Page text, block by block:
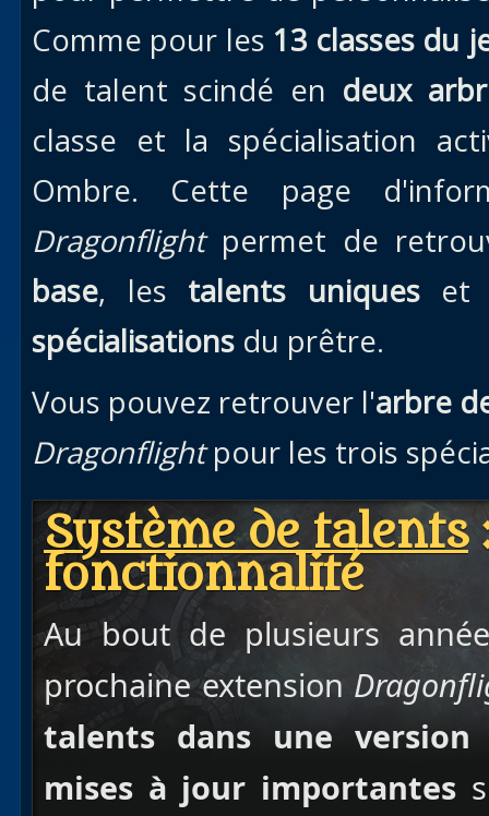
Uldum
Val
Comme pour les 13 classes du
de talent scindé en deux
classe et la spécialisation
Ombre. Cette page
Dragonflightpermet de
base, les talents uniqueset
spécialisations du prêtre.
Vous pouvez retrouver l'arbre
Dragonflightpour les trois
Système de talents
fonctionnalité
Au bout de plusieurs
prochaine extension
talents dans une version
mises à jour importantes